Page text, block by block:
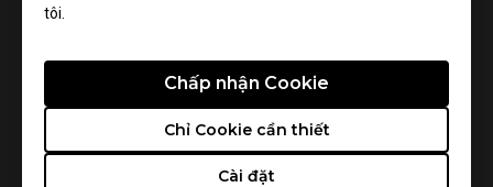
tôi.
Cài đặt
Chỉ Cookie cần thiết
Chấp nhận Cookie
How do you replace the mousefeet?